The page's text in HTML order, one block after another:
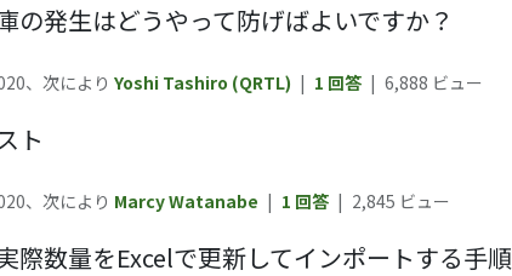
の発生はどうやって防げばよいですか？
、次により Yoshi Tashiro (QRTL) | 1 回答 | 6,888 ビュー
ト
、次により Marcy Watanabe | 1 回答 | 2,845 ビュー
際数量をExcelで更新してインポートする手順